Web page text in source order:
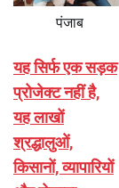
पंजाब
यह सिर्फ एक सड़क
प्रोजेक्ट नहीं है,
यह लाखों
श्रद्धालुओं,
किसानों, व्यापारियों